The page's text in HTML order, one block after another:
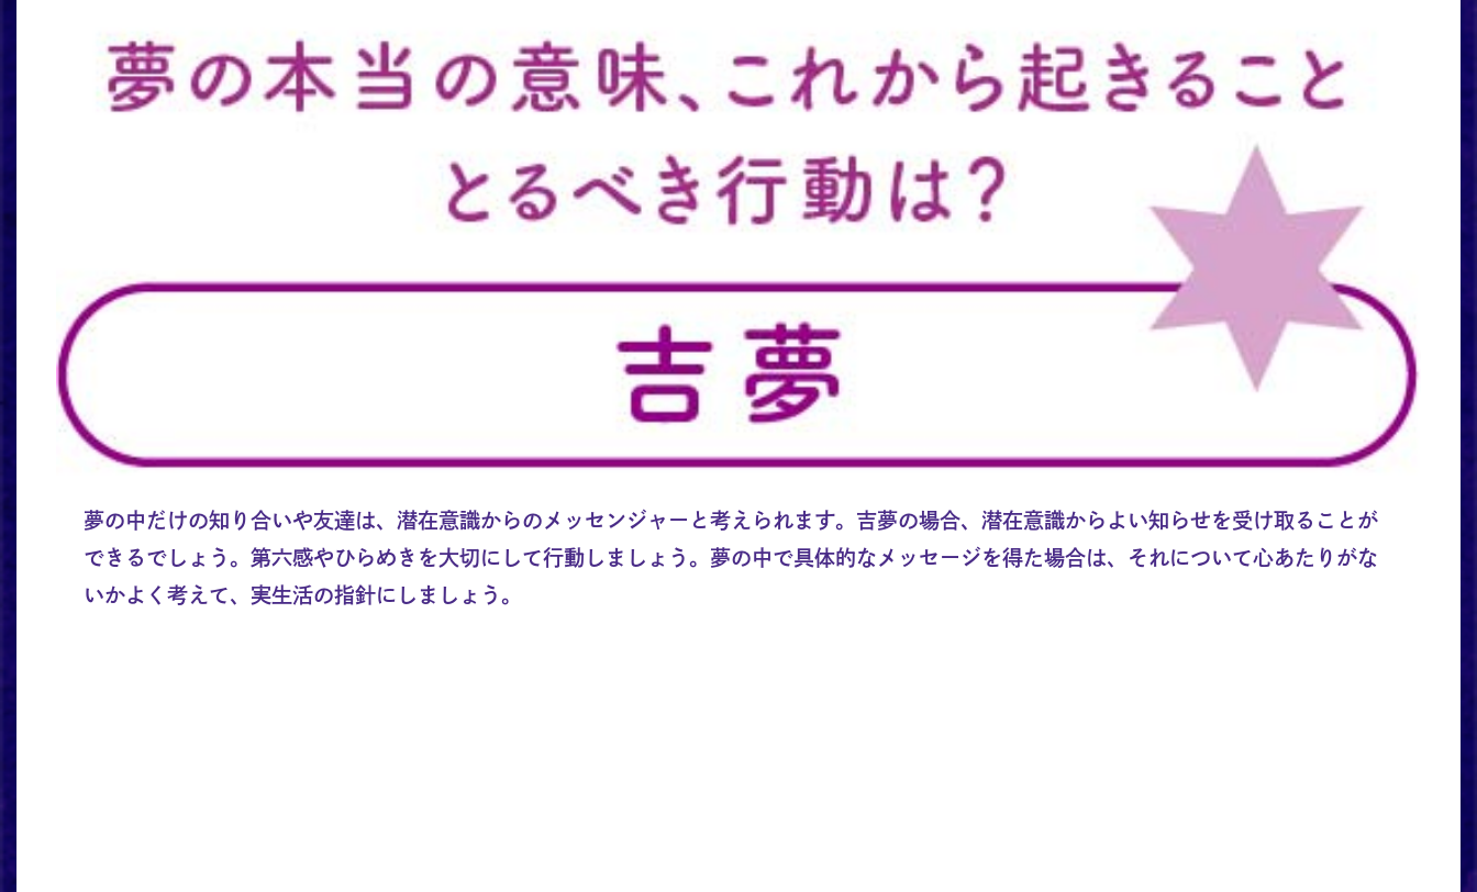
夢の中だけの知り合いや友達は、潜在意識からのメッセンジャーと考えられます。吉夢の場合、潜在意識からよい知らせを受け取ることが
できるでしょう。第六感やひらめきを大切にして行動しましょう。夢の中で具体的なメッセージを得た場合は、それについて心あたりがな
いかよく考えて、実生活の指針にしましょう。